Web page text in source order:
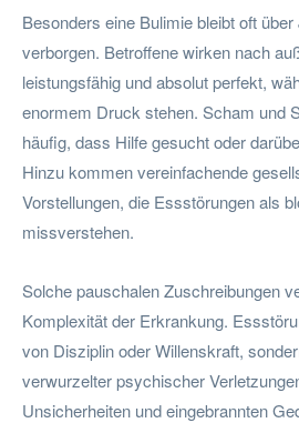
Besonders eine Bulimie bleibt oft
verborgen. Betroffene wirken nach
leistungsfähig und absolut perfekt,
enormem Druck stehen. Scham und
häufig, dass Hilfe gesucht oder
Hinzu kommen vereinfachende
Vorstellungen, die Essstörungen als
missverstehen.
Solche pauschalen Zuschreibungen
Komplexität der Erkrankung.
von Disziplin oder Willenskraft,
verwurzelter psychischer
Unsicherheiten und eingebrannten